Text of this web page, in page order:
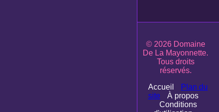
© 2026 Domaine
De La Mayonnette.
Tous droits
réservés.
Accueil
Plan du
site
À propos
Conditions